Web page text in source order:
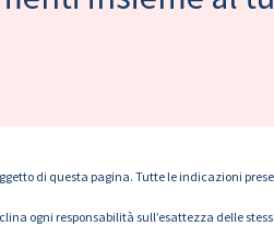
di questa pagina. Tutte le indicazioni
ogni responsabilità sull’esattezza delle